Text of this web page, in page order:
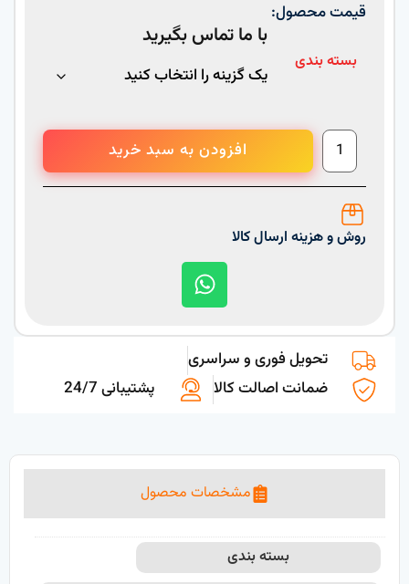
قیمت محصول:
با ما تماس بگیرید
بسته بندی
افزودن به سبد خرید
روش و هزینه ارسال کالا
تحویل فوری و سراسری
ضمانت اصالت کالا
پشتیبانی 24/7
مشخصات محصول
بسته بندی